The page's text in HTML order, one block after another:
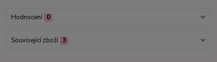
Hodnocení 0
Související zboží 3